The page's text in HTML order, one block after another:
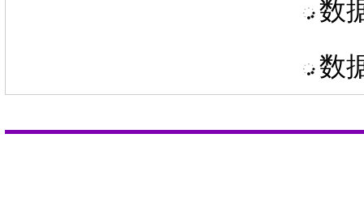
数
数